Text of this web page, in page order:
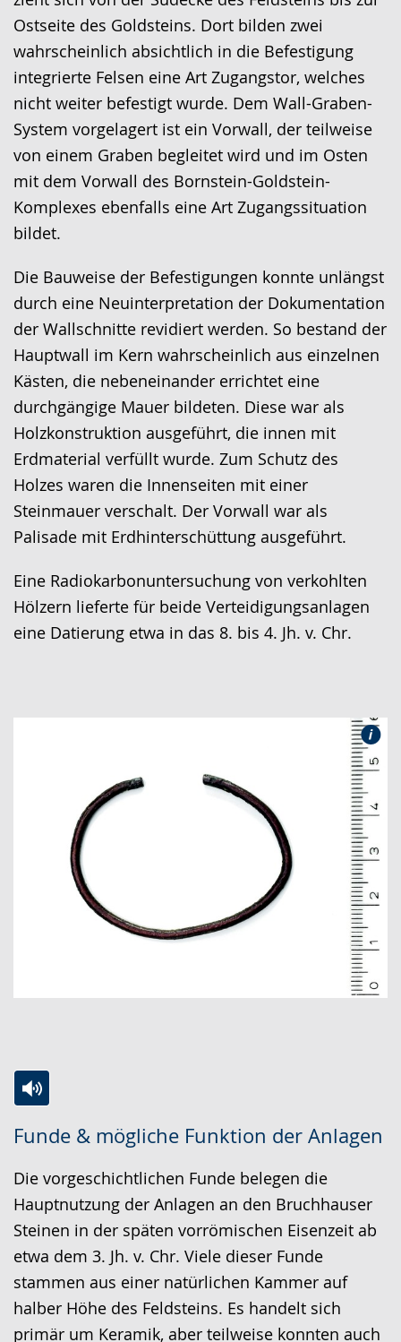
Ostseite des Goldsteins. Dort bilden zwei
wahrscheinlich absichtlich in die Befestigung
integrierte Felsen eine Art Zugangstor, welches
nicht weiter befestigt wurde. Dem Wall-Graben-
System vorgelagert ist ein Vorwall, der teilweise
von einem Graben begleitet wird und im Osten
mit dem Vorwall des Bornstein-Goldstein-
Komplexes ebenfalls eine Art Zugangssituation
bildet.
Die Bauweise der Befestigungen konnte unlängst
durch eine Neuinterpretation der Dokumentation
der Wallschnitte revidiert werden. So bestand der
Hauptwall im Kern wahrscheinlich aus einzelnen
Kästen, die nebeneinander errichtet eine
durchgängige Mauer bildeten. Diese war als
Holzkonstruktion ausgeführt, die innen mit
Erdmaterial verfüllt wurde. Zum Schutz des
Holzes waren die Innenseiten mit einer
Steinmauer verschalt. Der Vorwall war als
Palisade mit Erdhinterschüttung ausgeführt.
Eine Radiokarbonuntersuchung von verkohlten
Hölzern lieferte für beide Verteidigungsanlagen
eine Datierung etwa in das 8. bis 4. Jh. v. Chr.
Funde & mögliche Funktion der Anlagen
Leichten
Sprache
wechseln.
Audio-
Unterstützung.
Video
in
Deutscher
Gebärdensprache
wird
angezeigt.
Die vorgeschichtlichen Funde belegen die
Hauptnutzung der Anlagen an den Bruchhauser
Steinen in der späten vorrömischen Eisenzeit ab
etwa dem 3. Jh. v. Chr. Viele dieser Funde
stammen aus einer natürlichen Kammer auf
halber Höhe des Feldsteins. Es handelt sich
primär um Keramik, aber teilweise konnten auch